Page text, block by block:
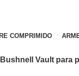
COMPRIMIDO
Vault para